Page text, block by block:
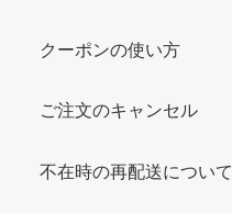
クーポンの使い方
ご注文のキャンセル
不在時の再配送について